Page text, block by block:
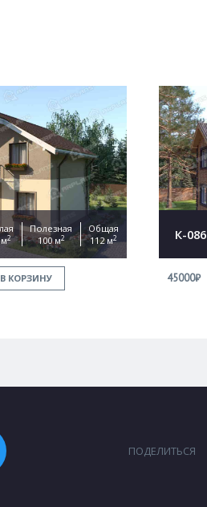
м2
Полезная
100 м2
Общая
112 м2
В КОРЗИНУ
К-086
45000₽
ПОДЕЛИТЬСЯ